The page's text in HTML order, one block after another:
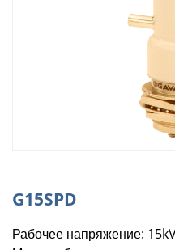
G15SPD
Рабочее напряжение: